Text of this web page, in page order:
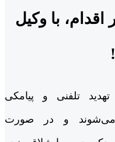
با وکیل
تلفنی و پیامکی
و در صورت